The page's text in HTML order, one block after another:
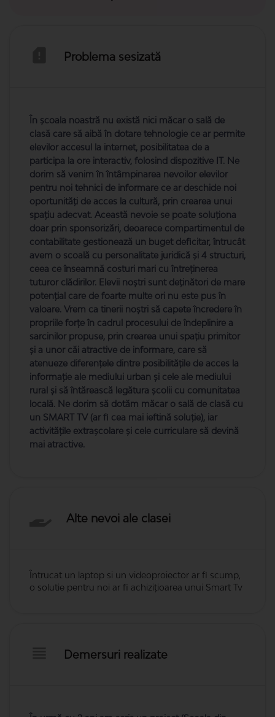
Problema sesizată
În școala noastră nu există nici măcar o sală de
clasă care să aibă în dotare tehnologie ce ar permite
elevilor accesul la internet, posibilitatea de a
participa la ore interactiv, folosind dispozitive IT. Ne
dorim să venim în întâmpinarea nevoilor elevilor
pentru noi tehnici de informare ce ar deschide noi
oportunităţi de acces la cultură, prin crearea unui
spaţiu adecvat. Această nevoie se poate soluționa
doar prin sponsorizări, deoarece compartimentul de
contabilitate gestionează un buget deficitar, întrucât
avem o scoală cu personalitate juridică și 4 structuri,
ceea ce înseamnă costuri mari cu întreținerea
tuturor clădirilor. Elevii noștri sunt deținători de mare
potențial care de foarte multe ori nu este pus în
valoare. Vrem ca tinerii noștri să capete încredere în
propriile forțe în cadrul procesului de îndeplinire a
sarcinilor propuse, prin crearea unui spațiu primitor
și a unor căi atractive de informare, care să
atenueze diferențele dintre posibilitățile de acces la
informație ale mediului urban și cele ale mediului
rural și să întărească legătura școlii cu comunitatea
locală. Ne dorim să dotăm măcar o sală de clasă cu
un SMART TV (ar fi cea mai ieftină soluție), iar
activitățile extrașcolare și cele curriculare să devină
mai atractive.
Alte nevoi ale clasei
Întrucat un laptop si un videoproiector ar fi scump,
o solutie pentru noi ar fi achizițioarea unui Smart Tv
Demersuri realizate